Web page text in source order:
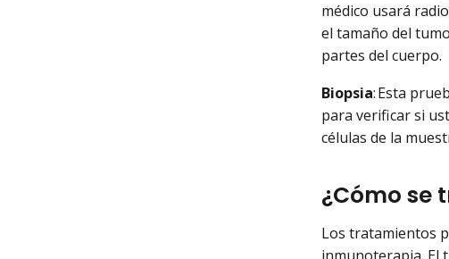
médico usará
el tamaño del
partes del cuerpo.
Biopsia: Esta
para verificar si
células de la
¿Cómo se
Los tratamientos